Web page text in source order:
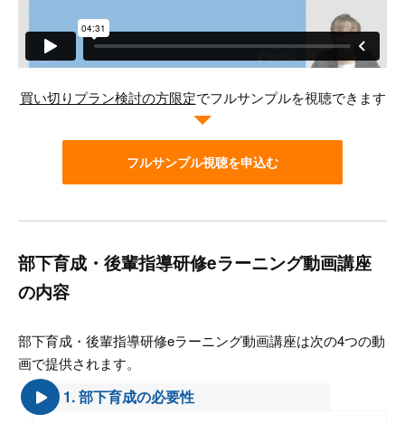
買い切りプラン検討の方限定でフルサンプルを視聴できます
フルサンプル視聴を申込む
部下育成・後輩指導研修eラーニング動画講座
の内容
部下育成・後輩指導研修eラーニング動画講座は次の4つの動
画で提供されます。
1. 部下育成の必要性